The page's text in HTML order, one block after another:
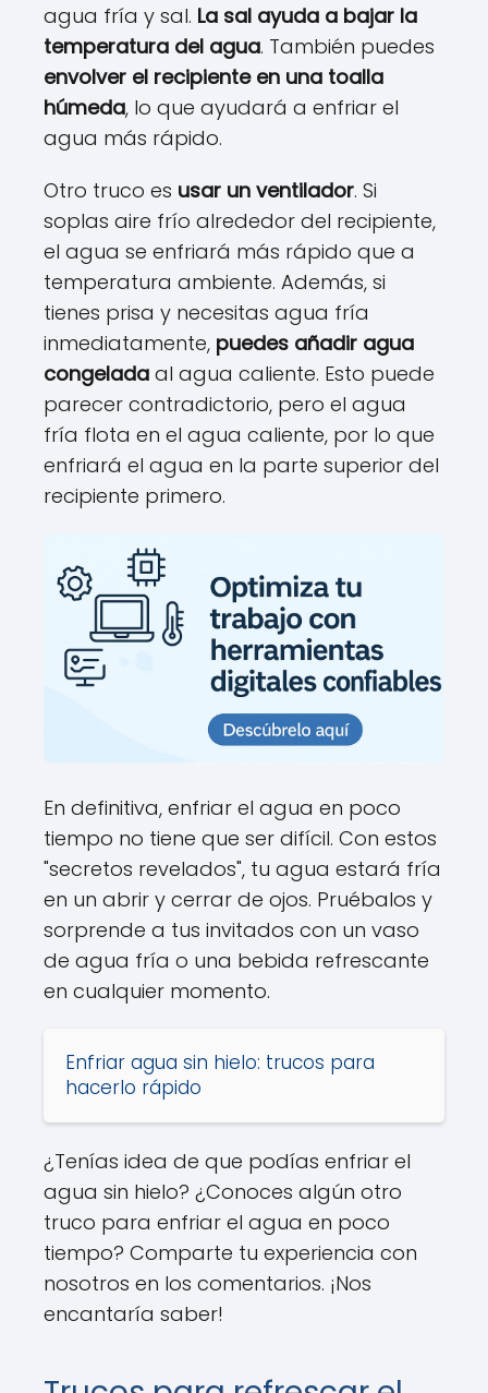
agua fría y sal. La sal ayuda a bajar la
temperatura del agua. También puedes
envolver el recipiente en una toalla
húmeda, lo que ayudará a enfriar el
agua más rápido.
Otro truco es usar un ventilador. Si
soplas aire frío alrededor del recipiente,
el agua se enfriará más rápido que a
temperatura ambiente. Además, si
tienes prisa y necesitas agua fría
inmediatamente, puedes añadir agua
congelada al agua caliente. Esto puede
parecer contradictorio, pero el agua
fría flota en el agua caliente, por lo que
enfriará el agua en la parte superior del
recipiente primero.
En definitiva, enfriar el agua en poco
tiempo no tiene que ser difícil. Con estos
"secretos revelados", tu agua estará fría
en un abrir y cerrar de ojos. Pruébalos y
sorprende a tus invitados con un vaso
de agua fría o una bebida refrescante
en cualquier momento.
Enfriar agua sin hielo: trucos para
hacerlo rápido
¿Tenías idea de que podías enfriar el
agua sin hielo? ¿Conoces algún otro
truco para enfriar el agua en poco
tiempo? Comparte tu experiencia con
nosotros en los comentarios. ¡Nos
encantaría saber!